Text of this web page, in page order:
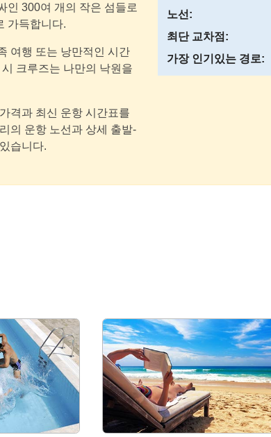
인 300여 개의 작은 섬들로
가득합니다.
여행 또는 낭만적인 시간
크루즈는 나만의 낙원을
격과 최신 운항 시간표를
의 운항 노선과 상세 출발-
습니다.
노선:
최단 교차점:
가장 인기있는 경로: